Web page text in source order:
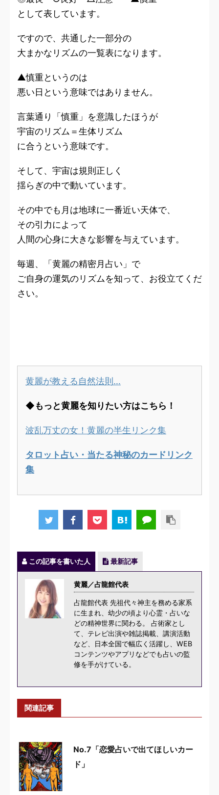
として表しています。
ですので、共通した一部分の
大まかなリズムの一覧表になります。
▲慎重というのは
悪い日という意味ではありません。
言葉通り「慎重」を意識したほうが
宇宙のリズム＝生体リズム
に合うという意味です。
そして、宇宙は規則正しく
揺らぎの中で動いています。
その中でも月は地球に一番近い天体で、
その引力によって
人間の心身に大きな影響を与えています。
毎週、「黄麗の精密月占い」で
ご自身の運気のリズムを知って、お役立てくだ
さい。
黄麗が教える自然法則…
◆もっと黄麗を知りたい方はこちら！
波乱万丈の女！黄麗の半生リンク集
タロット占い・当たる神秘のカードリンク
集
この記事を書いた人 最新記事
黄麗／占龍館代表
占龍館代表 先祖代々神主を務める家系
に生まれ、幼少の頃より心霊・占いな
どの精神世界に関わる。 占術家とし
て、テレビ出演や雑誌掲載、講演活動
など、日本全国で幅広く活躍し、WEB
コンテンツやアプリなどでも占いの監
修を手がけている。
関連記事
No.7「恋愛占いで出てほしいカー
ド」